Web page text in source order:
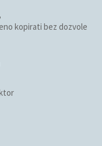
kopirati bez dozvole